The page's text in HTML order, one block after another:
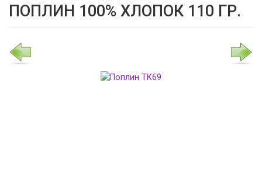
ПОПЛИН 100% ХЛОПОК 110 ГР.